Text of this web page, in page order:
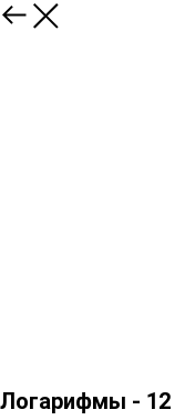
Логарифмы - 12